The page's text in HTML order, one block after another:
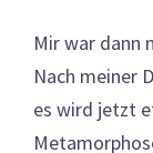
Mir war dann
Nach meiner
es wird jetzt